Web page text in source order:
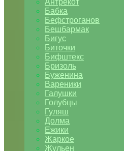
Антрекот
Бабка
Бефстроганов
Бешбармак
Бигус
Биточки
Бифштекс
Бризоль
Буженина
Вареники
Галушки
Голубцы
Гуляш
Долма
Ежики
Жаркое
Жульен